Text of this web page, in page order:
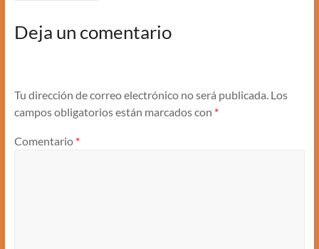
Deja un comentario
Tu dirección de correo electrónico no será publicada. Los
campos obligatorios están marcados con *
Comentario *